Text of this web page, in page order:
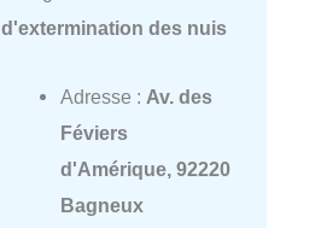
d'extermination des nuis
Adresse : Av. des
Féviers
d'Amérique, 92220
Bagneux